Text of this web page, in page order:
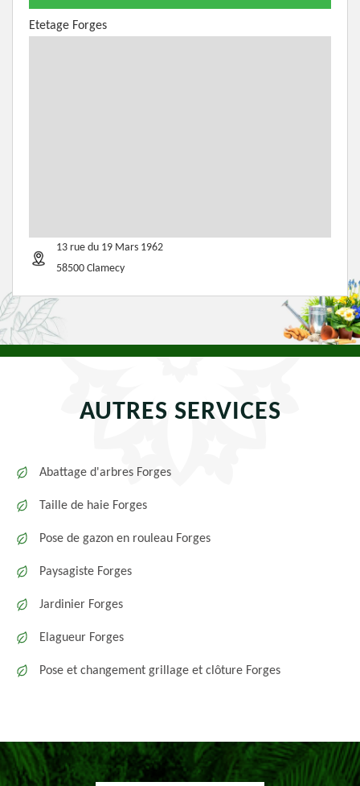
Etetage Forges
13 rue du 19 Mars 1962
58500 Clamecy
AUTRES SERVICES
Abattage d'arbres Forges
Taille de haie Forges
Pose de gazon en rouleau Forges
Paysagiste Forges
Jardinier Forges
Elagueur Forges
Pose et changement grillage et clôture Forges